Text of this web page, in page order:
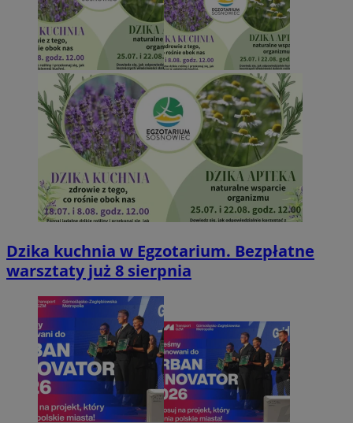
Dzika kuchnia w Egzotarium. Bezpłatne
warsztaty już 8 sierpnia